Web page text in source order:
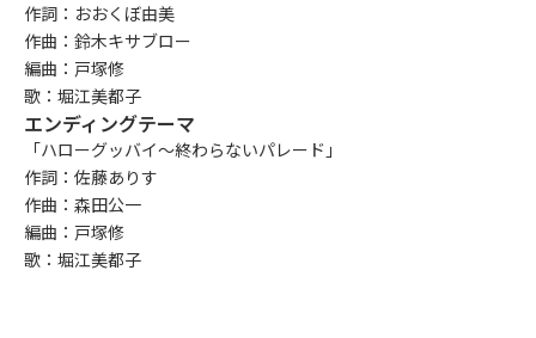
作詞：おおくぼ由美
作曲：鈴木キサブロー
編曲：戸塚修
歌：堀江美都子
エンディングテーマ
「ハローグッバイ～終わらないパレード」
作詞：佐藤ありす
作曲：森田公一
編曲：戸塚修
歌：堀江美都子